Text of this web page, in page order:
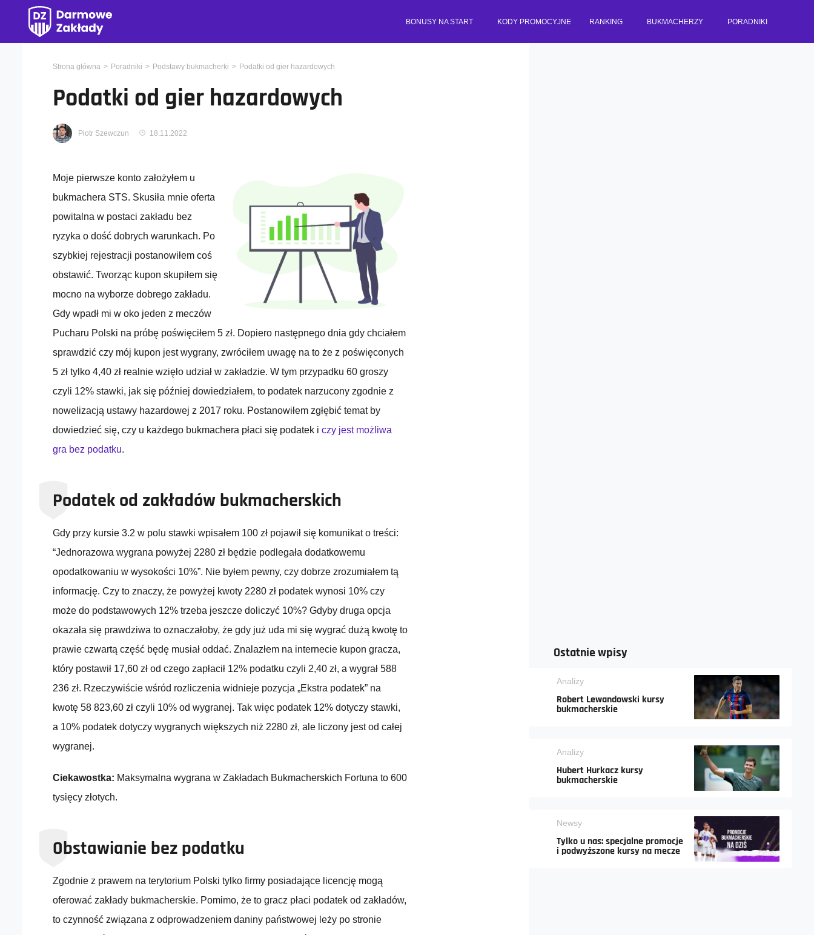
BONUSY NA START KODY PROMOCYJNE RANKING BUKMACHERZY PORADNIKI
Strona główna Poradniki Podstawy bukmacherki Podatki od gier hazardowych
Podatki od gier hazardowych
Piotr Szewczun 18.11.2022
Moje pierwsze konto założyłem u
bukmachera STS. Skusiła mnie oferta
powitalna w postaci zakładu bez
ryzyka o dość dobrych warunkach. Po
szybkiej rejestracji postanowiłem coś
obstawić. Tworząc kupon skupiłem się
mocno na wyborze dobrego zakładu.
Gdy wpadł mi w oko jeden z meczów
Pucharu Polski na próbę poświęciłem 5 zł. Dopiero następnego dnia gdy chciałem
sprawdzić czy mój kupon jest wygrany, zwróciłem uwagę na to że z poświęconych
5 zł tylko 4,40 zł realnie wzięło udział w zakładzie. W tym przypadku 60 groszy
czyli 12% stawki, jak się później dowiedziałem, to podatek narzucony zgodnie z
nowelizacją ustawy hazardowej z 2017 roku. Postanowiłem zgłębić temat by
dowiedzieć się, czy u każdego bukmachera płaci się podatek i czy jest możliwa
gra bez podatku.
Podatek od zakładów bukmacherskich
Gdy przy kursie 3.2 w polu stawki wpisałem 100 zł pojawił się komunikat o treści:
“Jednorazowa wygrana powyżej 2280 zł będzie podlegała dodatkowemu
opodatkowaniu w wysokości 10%”. Nie byłem pewny, czy dobrze zrozumiałem tą
informację. Czy to znaczy, że powyżej kwoty 2280 zł podatek wynosi 10% czy
może do podstawowych 12% trzeba jeszcze doliczyć 10%? Gdyby druga opcja
okazała się prawdziwa to oznaczałoby, że gdy już uda mi się wygrać dużą kwotę to
prawie czwartą część będę musiał oddać. Znalazłem na internecie kupon gracza,
który postawił 17,60 zł od czego zapłacił 12% podatku czyli 2,40 zł, a wygrał 588
236 zł. Rzeczywiście wśród rozliczenia widnieje pozycja „Ekstra podatek” na
kwotę 58 823,60 zł czyli 10% od wygranej. Tak więc podatek 12% dotyczy stawki,
a 10% podatek dotyczy wygranych większych niż 2280 zł, ale liczony jest od całej
wygranej.
Ciekawostka: Maksymalna wygrana w Zakładach Bukmacherskich Fortuna to 600
tysięcy złotych.
Obstawianie bez podatku
Zgodnie z prawem na terytorium Polski tylko firmy posiadające licencję mogą
oferować zakłady bukmacherskie. Pomimo, że to gracz płaci podatek od zakładów,
to czynność związana z odprowadzeniem daniny państwowej leży po stronie
Ostatnie wpisy
Analizy
Robert Lewandowski kursy
bukmacherskie
Analizy
Hubert Hurkacz kursy
bukmacherskie
Newsy
Tylko u nas: specjalne promocje
i podwyższone kursy na mecze